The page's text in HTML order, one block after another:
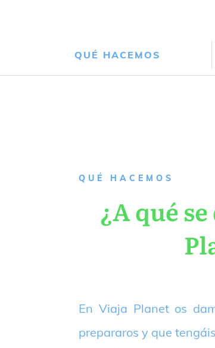
QUÉ HACEMOS
QUÉ HACEMOS
¿A qué
En Viaja Planet os
prepararos y que